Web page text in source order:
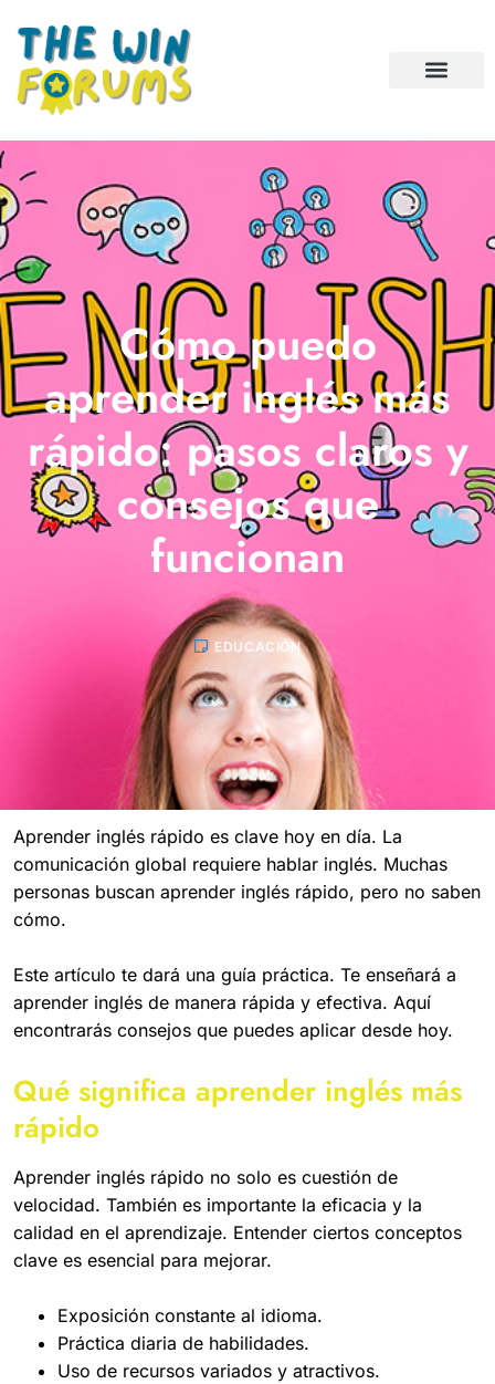
Cómo puedo
aprender inglés más
rápido: pasos claros y
consejos que
funcionan
EDUCACIÓN
Aprender inglés rápido es clave hoy en día. La
comunicación global requiere hablar inglés. Muchas
personas buscan aprender inglés rápido, pero no saben
cómo.
Este artículo te dará una guía práctica. Te enseñará a
aprender inglés de manera rápida y efectiva. Aquí
encontrarás consejos que puedes aplicar desde hoy.
Qué significa aprender inglés más
rápido
Aprender inglés rápido no solo es cuestión de
velocidad. También es importante la eficacia y la
calidad en el aprendizaje. Entender ciertos conceptos
clave es esencial para mejorar.
Exposición constante al idioma.
Práctica diaria de habilidades.
Uso de recursos variados y atractivos.